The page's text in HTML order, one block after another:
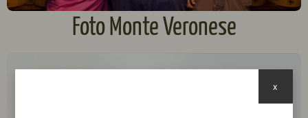
Foto Monte Veronese
x